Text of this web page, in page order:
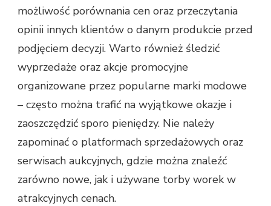
możliwość porównania cen oraz przeczytania
opinii innych klientów o danym produkcie przed
podjęciem decyzji. Warto również śledzić
wyprzedaże oraz akcje promocyjne
organizowane przez popularne marki modowe
– często można trafić na wyjątkowe okazje i
zaoszczędzić sporo pieniędzy. Nie należy
zapominać o platformach sprzedażowych oraz
serwisach aukcyjnych, gdzie można znaleźć
zarówno nowe, jak i używane torby worek w
atrakcyjnych cenach.